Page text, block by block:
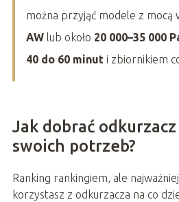
można przyjąć modele z mocą
AWlub około 20 000–35 000
40 do 60 minuti zbiornikiem
Jak dobrać
swoich potrzeb?
Ranking rankingiem, ale
korzystasz z odkurzacza na co